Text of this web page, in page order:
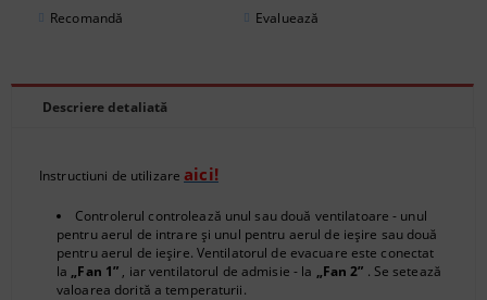
Recomandă Evaluează
Descriere detaliată
Instructiuni de utilizareaici!
Controlerul controlează unul sau două ventilatoare - unul
pentru aerul de intrare și unul pentru aerul de ieșire sau două
pentru aerul de ieșire. Ventilatorul de evacuare este conectat
la „Fan 1” , iar ventilatorul de admisie - la „Fan 2” . Se setează
valoarea dorită a temperaturii.